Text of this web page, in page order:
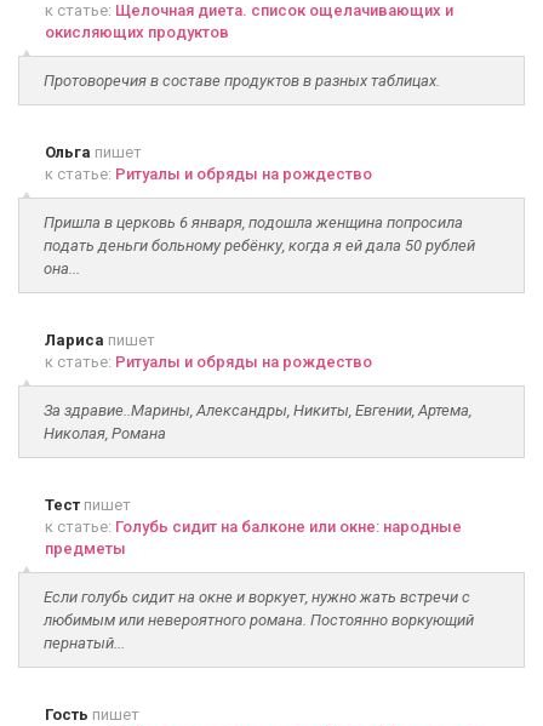
к статье: Щелочная диета. список ощелачивающих и
окисляющих продуктов
Протоворечия в составе продуктов в разных таблицах.
Ольга пишет
к статье: Ритуалы и обряды на рождество
Пришла в церковь 6 января, подошла женщина попросила
подать деньги больному ребёнку, когда я ей дала 50 рублей
она...
Лариса пишет
к статье: Ритуалы и обряды на рождество
За здравие..Марины, Александры, Никиты, Евгении, Артема,
Николая, Романа
Тест пишет
к статье: Голубь сидит на балконе или окне: народные
предметы
Если голубь сидит на окне и воркует, нужно жать встречи с
любимым или невероятного романа. Постоянно воркующий
пернатый...
Гость пишет